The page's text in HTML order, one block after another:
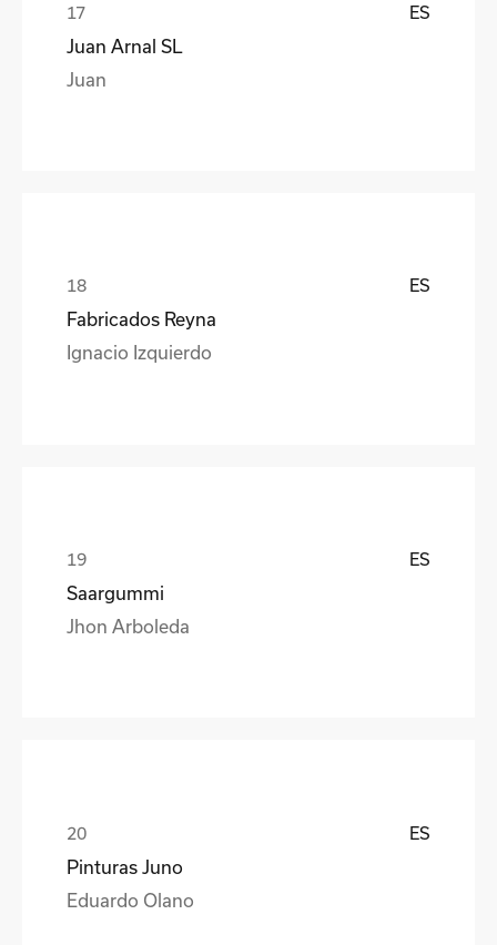
ES
Juan Arnal SL
Juan
ES
Fabricados Reyna
Ignacio Izquierdo
ES
Saargummi
Jhon Arboleda
ES
Pinturas Juno
Eduardo Olano